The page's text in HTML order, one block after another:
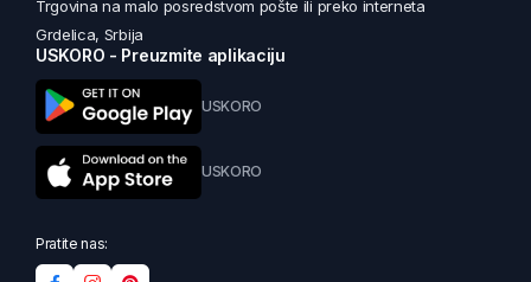
Trgovina na malo posredstvom pošte ili preko interneta
Grdelica, Srbija
USKORO - Preuzmite aplikaciju
USKORO
USKORO
Pratite nas: